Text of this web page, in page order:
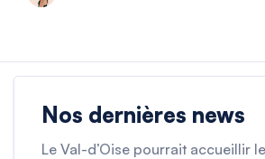
Nos dernières news
Le Val-d’Oise pourrait accueillir